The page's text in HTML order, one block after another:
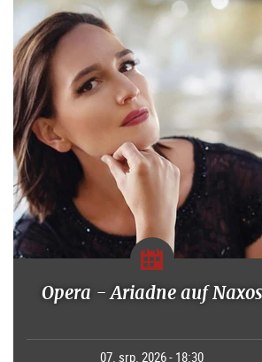
Opera - Ariadne auf Naxos
07. srp. 2026 - 18:30